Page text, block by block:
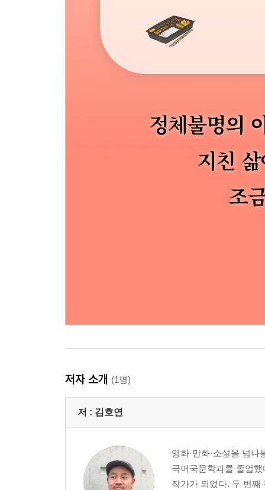
저자 소개 (1명)
저 : 김호연
영화·만화·소설을 넘
국어국문학과를 졸업
작가가 되었다. 두 번